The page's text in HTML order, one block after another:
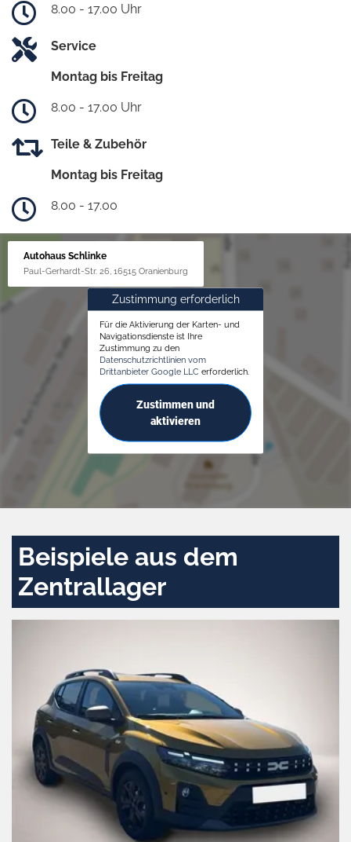
8.00 - 17.00 Uhr
Service
Montag bis Freitag
8.00 - 17.00 Uhr
Teile & Zubehör
Montag bis Freitag
8.00 - 17.00
Autohaus Schlinke
Paul-Gerhardt-Str. 26, 16515 Oranienburg
Zustimmung erforderlich
Für die Aktivierung der Karten- und
Navigationsdienste ist Ihre
Zustimmung zu den
Datenschutzrichtlinien vom
Drittanbieter Google LLC erforderlich.
Zustimmen und
aktivieren
Beispiele aus dem
Zentrallager